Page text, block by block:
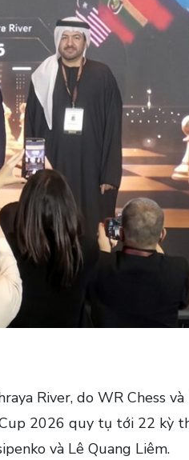
River, do WR Chess
2026 quy tụ tới 22 kỳ
và Lê Quang Liêm.